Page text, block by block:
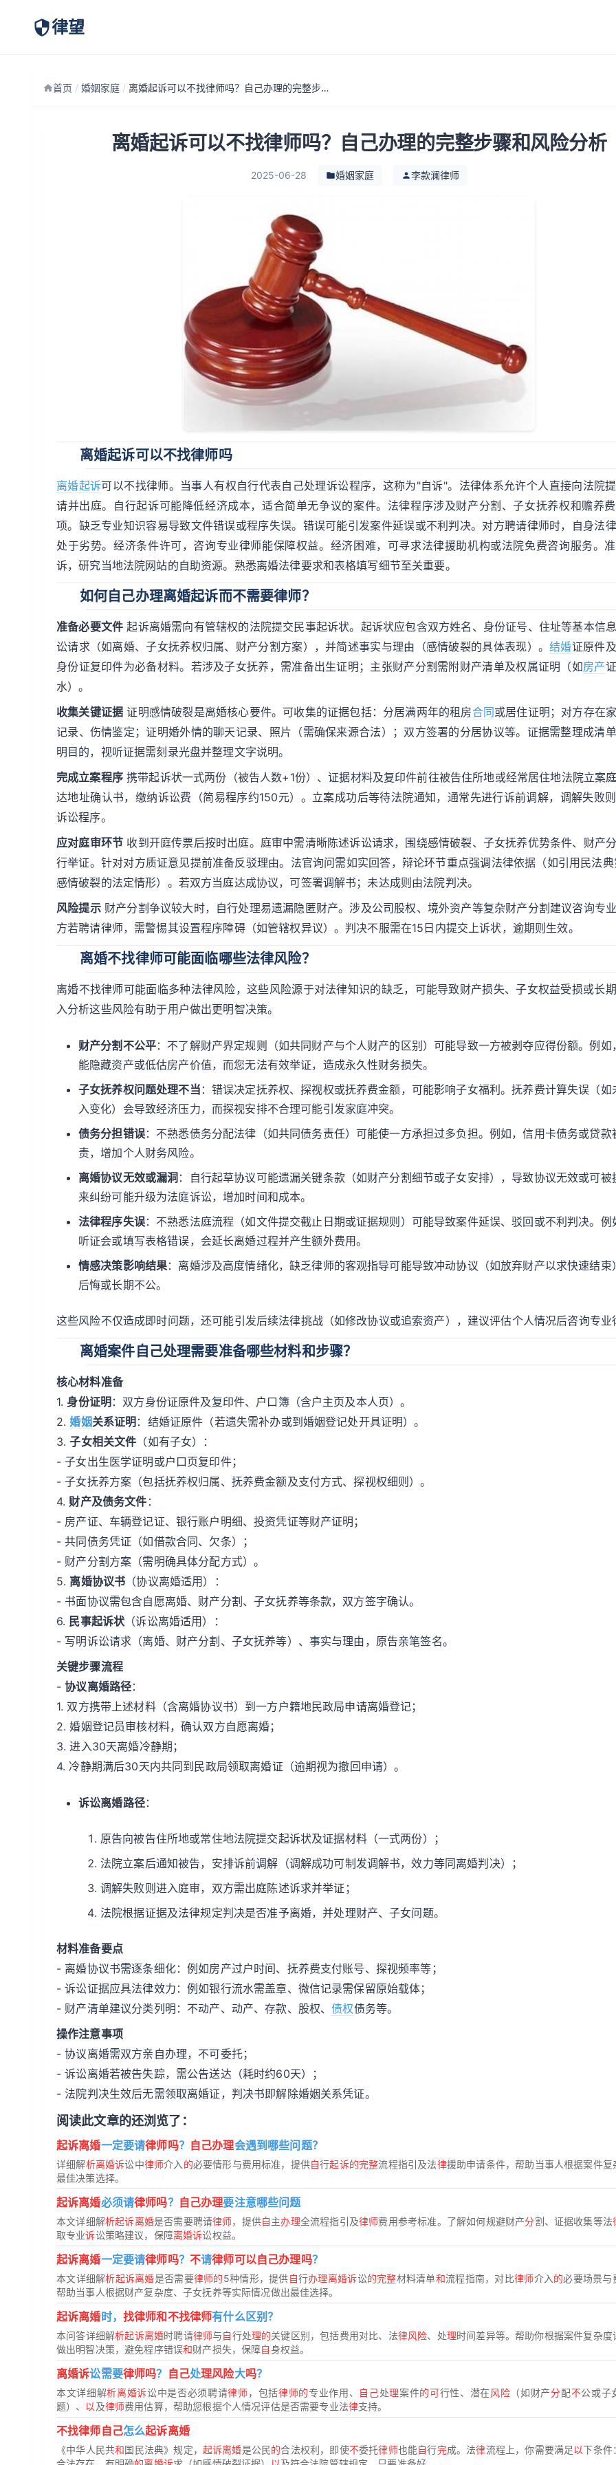
律望
首页 / 婚姻家庭 / 离婚起诉可以不找律师吗？自己办理的完整步骤和风险分析
离婚起诉可以不找律师吗？自己办理的完整步骤和风险分析
2025-06-28 婚姻家庭 李款澜律师
离婚起诉可以不找律师吗
离婚起诉可以不找律师。当事人有权自行代表自己处理诉讼程序，这称为"自诉"。法律体系允许个人直接向法院
请并出庭。自行起诉可能降低经济成本，适合简单无争议的案件。法律程序涉及财产分割、子女抚养权和赡养
项。缺乏专业知识容易导致文件错误或程序失误。错误可能引发案件延误或不利判决。对方聘请律师时，自身法
处于劣势。经济条件许可，咨询专业律师能保障权益。经济困难，可寻求法律援助机构或法院免费咨询服务。
诉，研究当地法院网站的自助资源。熟悉离婚法律要求和表格填写细节至关重要。
如何自己办理离婚起诉而不需要律师？
准备必要文件 起诉离婚需向有管辖权的法院提交民事起诉状。起诉状应包含双方姓名、身份证号、住址等基本信
讼请求（如离婚、子女抚养权归属、财产分割方案），并简述事实与理由（感情破裂的具体表现）。结婚证原件
身份证复印件为必备材料。若涉及子女抚养，需准备出生证明；主张财产分割需附财产清单及权属证明（如房产
水）。
收集关键证据 证明感情破裂是离婚核心要件。可收集的证据包括：分居满两年的租房合同或居住证明；对方存在
记录、伤情鉴定；证明婚外情的聊天记录、照片（需确保来源合法）；双方签署的分居协议等。证据需整理成清
明目的，视听证据需刻录光盘并整理文字说明。
完成立案程序携带起诉状一式两份（被告人数+1份）、证据材料及复印件前往被告住所地或经常居住地法院立案
达地址确认书，缴纳诉讼费（简易程序约150元）。立案成功后等待法院通知，通常先进行诉前调解，调解失败
诉讼程序。
应对庭审环节 收到开庭传票后按时出庭。庭审中需清晰陈述诉讼请求，围绕感情破裂、子女抚养优势条件、财产
行举证。针对对方质证意见提前准备反驳理由。法官询问需如实回答，辩论环节重点强调法律依据（如引用民法
感情破裂的法定情形）。若双方当庭达成协议，可签署调解书；未达成则由法院判决。
风险提示财产分割争议较大时，自行处理易遗漏隐匿财产。涉及公司股权、境外资产等复杂财产分割建议咨询专
方若聘请律师，需警惕其设置程序障碍（如管辖权异议）。判决不服需在15日内提交上诉状，逾期则生效。
离婚不找律师可能面临哪些法律风险？
离婚不找律师可能面临多种法律风险，这些风险源于对法律知识的缺乏，可能导致财产损失、子女权益受损或长
入分析这些风险有助于用户做出更明智决策。
财产分割不公平：不了解财产界定规则（如共同财产与个人财产的区别）可能导致一方被剥夺应得份额。例如
能隐藏资产或低估房产价值，而您无法有效举证，造成永久性财务损失。
子女抚养权问题处理不当 ：错误决定抚养权、探视权或抚养费金额，可能影响子女福利。抚养费计算失误（如
入变化）会导致经济压力，而探视安排不合理可能引发家庭冲突。
债务分担错误：不熟悉债务分配法律（如共同债务责任）可能使一方承担过多负担。例如，信用卡债务或贷款
责，增加个人财务风险。
离婚协议无效或漏洞 ：自行起草协议可能遗漏关键条款（如财产分割细节或子女安排），导致协议无效或可被
来纠纷可能升级为法庭诉讼，增加时间和成本。
法律程序失误：不熟悉法庭流程（如文件提交截止日期或证据规则）可能导致案件延误、驳回或不利判决。例
听证会或填写表格错误，会延长离婚过程并产生额外费用。
情感决策影响结果：离婚涉及高度情绪化，缺乏律师的客观指导可能导致冲动协议（如放弃财产以求快速结束
后悔或长期不公。
这些风险不仅造成即时问题，还可能引发后续法律挑战（如修改协议或追索资产），建议评估个人情况后咨询专业
离婚案件自己处理需要准备哪些材料和步骤？
核心材料准备
1. 身份证明 ：双方身份证原件及复印件、户口簿（含户主页及本人页）。
2. 婚姻关系证明 ：结婚证原件（若遗失需补办或到婚姻登记处开具证明）。
3.子女相关文件 （如有子女）：
- 子女出生医学证明或户口页复印件；
- 子女抚养方案（包括抚养权归属、抚养费金额及支付方式、探视权细则）。
4. 财产及债务文件 ：
- 房产证、车辆登记证、银行账户明细、投资凭证等财产证明；
- 共同债务凭证（如借款合同、欠条）；
- 财产分割方案（需明确具体分配方式）。
5. 离婚协议书 （协议离婚适用）：
- 书面协议需包含自愿离婚、财产分割、子女抚养等条款，双方签字确认。
6. 民事起诉状 （诉讼离婚适用）：
- 写明诉讼请求（离婚、财产分割、子女抚养等）、事实与理由，原告亲笔签名。
关键步骤流程
-协议离婚路径：
1. 双方携带上述材料（含离婚协议书）到一方户籍地民政局申请离婚登记；
2. 婚姻登记员审核材料，确认双方自愿离婚；
3. 进入30天离婚冷静期；
4. 冷静期满后30天内共同到民政局领取离婚证（逾期视为撤回申请）。
诉讼离婚路径：
原告向被告住所地或常住地法院提交起诉状及证据材料（一式两份）；
法院立案后通知被告，安排诉前调解（调解成功可制发调解书，效力等同离婚判决）；
调解失败则进入庭审，双方需出庭陈述诉求并举证；
法院根据证据及法律规定判决是否准予离婚，并处理财产、子女问题。
材料准备要点
- 离婚协议书需逐条细化：例如房产过户时间、抚养费支付账号、探视频率等；
- 诉讼证据应具法律效力：例如银行流水需盖章、微信记录需保留原始载体；
- 财产清单建议分类列明：不动产、动产、存款、股权、债权债务等。
操作注意事项
- 协议离婚需双方亲自办理，不可委托；
- 诉讼离婚若被告失踪，需公告送达（耗时约60天）；
- 法院判决生效后无需领取离婚证，判决书即解除婚姻关系凭证。
阅读此文章的还浏览了：
起诉离婚一定要请律师吗？ 自己办理会遇到哪些问题？
详细解析离婚诉讼中律师介入 的必要情形与费用标准，提供自行起诉的完整流程指引及法律援助申请条件，帮助当事人根据案件复
最佳决策选择。
起诉离婚必须请律师吗？ 自己办理要注意哪些问题
本文详细解析起诉离婚是否需要聘请律师，提供自主办理全流程指引及律师费用参考标准。了解如何规避财产分割、证据收集等法
取专业诉讼策略建议，保障离婚诉讼权益。
起诉离婚一定要请律师吗？ 不请律师可以自己办理吗？
本文详细解析起诉离婚是否需要律师的5种情形，提供自行办理离婚诉讼的完整材料清单和流程指南，对比律师介入的必要场景与
帮助当事人根据财产复杂度、子女抚养等实际情况做出最佳选择。
起诉离婚时， 找律师和不找律师有什么区别？
本问答详细解析起诉离婚时聘请律师与自行处理的关键区别，包括费用对比、法律风险、处理时间差异等。帮助你根据案件复杂度
做出明智决策，避免程序错误和财产损失，保障自 身权益。
离婚诉讼需要律师吗？ 自己处理风险大吗？
本文详细解析离婚诉讼中是否必须聘请律师，包括律师的专业作用、 自己处理案件的可行性、潜在风险 （如财产分配不公或子
题）、 以 及律师费用估算，帮助您根据个人情况评估是否需要专业法律支持。
不找律师自己怎么起诉离婚
《中华人民共和国民法典》规定， 起诉离婚是公民的合法权利，即使不委托律师也能自行完成。法律流程上，你需要满足以下条件